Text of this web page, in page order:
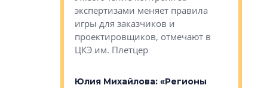
экспертизами меняет правила
игры для заказчиков и
проектировщиков, отмечают в
ЦКЭ им. Плетцер
Юлия Михайлова: «Регионы